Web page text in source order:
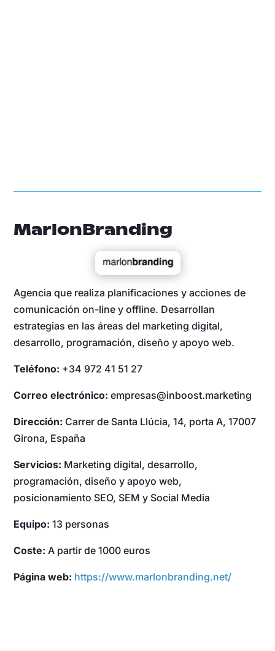
MarlonBranding
Agencia que realiza planificaciones y acciones de
comunicación on-line y offline. Desarrollan
estrategias en las áreas del marketing digital,
desarrollo, programación, diseño y apoyo web.
Teléfono: +34 972 41 51 27
Correo electrónico: empresas@inboost.marketing
Dirección: Carrer de Santa Llúcia, 14, porta A, 17007
Girona, España
Servicios: Marketing digital, desarrollo,
programación, diseño y apoyo web,
posicionamiento SEO, SEM y Social Media
Equipo: 13 personas
Coste: A partir de 1000 euros
Página web: https://www.marlonbranding.net/